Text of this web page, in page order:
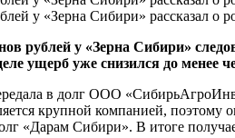
рублей у «Зерна Сибири»
ущерб уже снизился до менее
в долг ООО
крупной компанией,
«Дарам Сибири». В итоге